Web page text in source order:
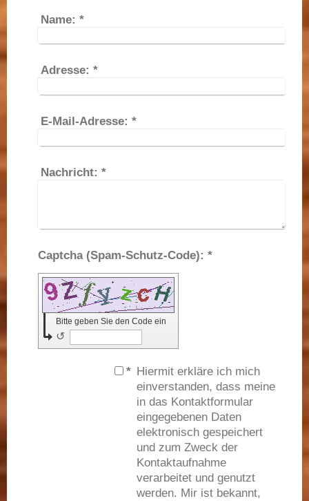
Name: *
Adresse: *
E-Mail-Adresse: *
Nachricht: *
Captcha (Spam-Schutz-Code): *
Bitte geben Sie den Code ein
↺
* Hiermit erkläre ich mich
einverstanden, dass meine
in das Kontaktformular
eingegebenen Daten
elektronisch gespeichert
und zum Zweck der
Kontaktaufnahme
verarbeitet und genutzt
werden. Mir ist bekannt,